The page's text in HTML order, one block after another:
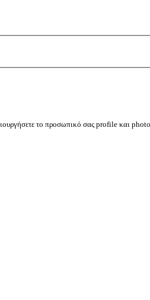
το προσωπικό σας profile και